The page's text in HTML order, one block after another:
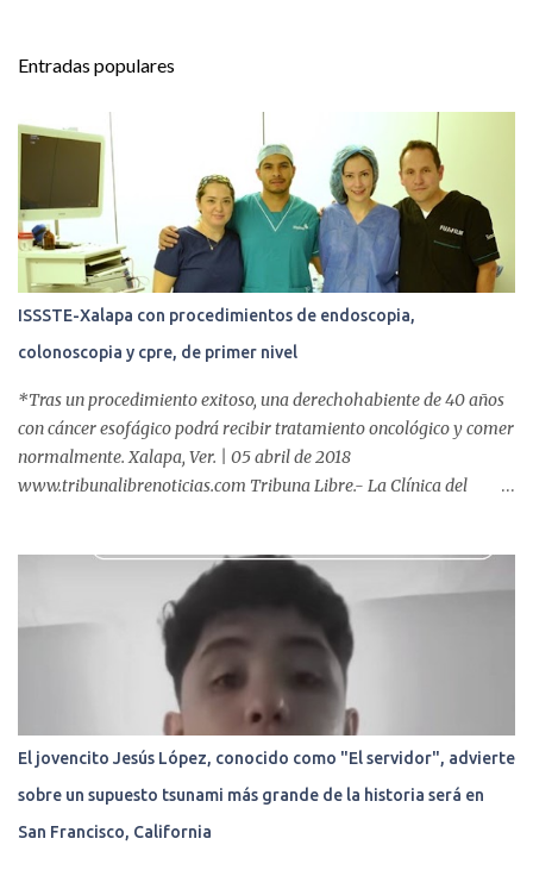
s
Entradas populares
ISSSTE-Xalapa con procedimientos de endoscopia,
colonoscopia y cpre, de primer nivel
*Tras un procedimiento exitoso, una derechohabiente de 40 años
con cáncer esofágico podrá recibir tratamiento oncológico y comer
normalmente. Xalapa, Ver. | 05 abril de 2018
www.tribunalibrenoticias.com Tribuna Libre.- La Clínica del
incluyen endoscopia, colonoscopia y colangiopancreatografía
retrógrada endoscópica (CPRE), con equipo de alta tecnología de
videoendoscopia gástrica y con especialistas certificados. Además
se cuenta con endoscopios de última tecnología que permiten
diagnósticos con mayor certeza y sin dolor para el paciente, a
través de la atención de un equipo de profesionales
multidisciplinario: tres endoscopistas, anestesiólogo y personal
auxiliar y de enfermería. En esta semana, se realizó un nuevo caso
de éxito, pues a través de la colocación de un stent metálico
esofágico, una derechohabiente con un tumor en el ...
El jovencito Jesús López, conocido como "El servidor", advierte
sobre un supuesto tsunami más grande de la historia será en
San Francisco, California